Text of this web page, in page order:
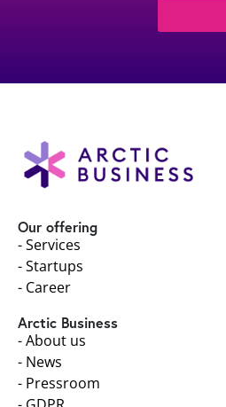
Our offering
- Services
- Startups
- Career
Arctic Business
- About us
- News
- Pressroom